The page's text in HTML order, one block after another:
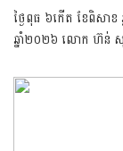
ថ្ងៃពុធ ៦កើត ខែពិសា
ឆ្នាំ២០២៦ លោក ហ៊ន់